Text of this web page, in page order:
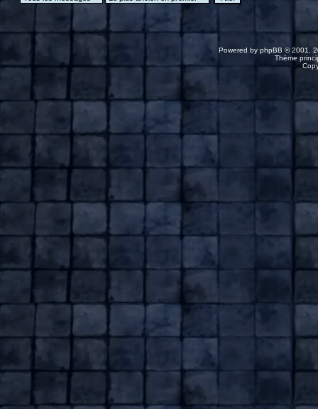
Powered by phpBB © 2001,
Thème